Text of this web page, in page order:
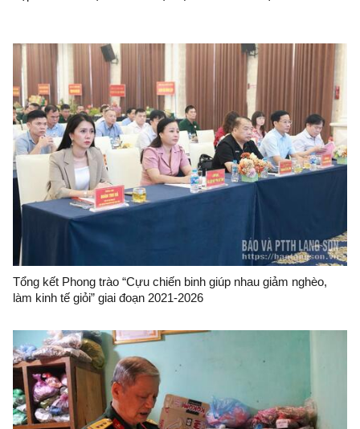
Tổng kết Phong trào “Cựu chiến binh giúp nhau giảm nghèo,
làm kinh tế giỏi” giai đoạn 2021-2026